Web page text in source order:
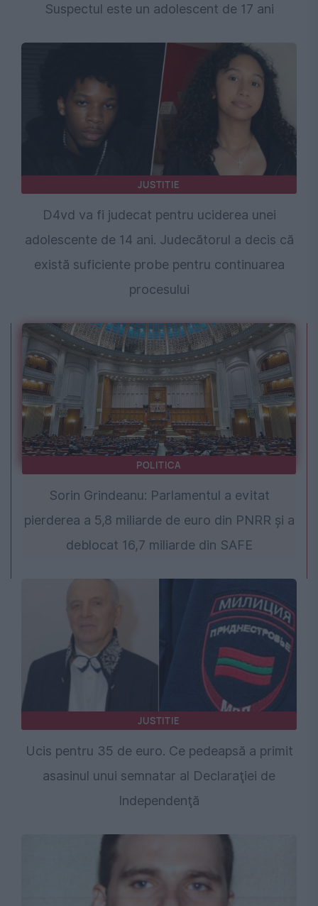
Suspectul este un adolescent de 17 ani
JUSTITIE
D4vd va fi judecat pentru uciderea unei
adolescente de 14 ani. Judecătorul a decis că
există suficiente probe pentru continuarea
procesului
POLITICA
Sorin Grindeanu: Parlamentul a evitat
pierderea a 5,8 miliarde de euro din PNRR și a
deblocat 16,7 miliarde din SAFE
JUSTITIE
Ucis pentru 35 de euro. Ce pedeapsă a primit
asasinul unui semnatar al Declaraţiei de
Independenţă